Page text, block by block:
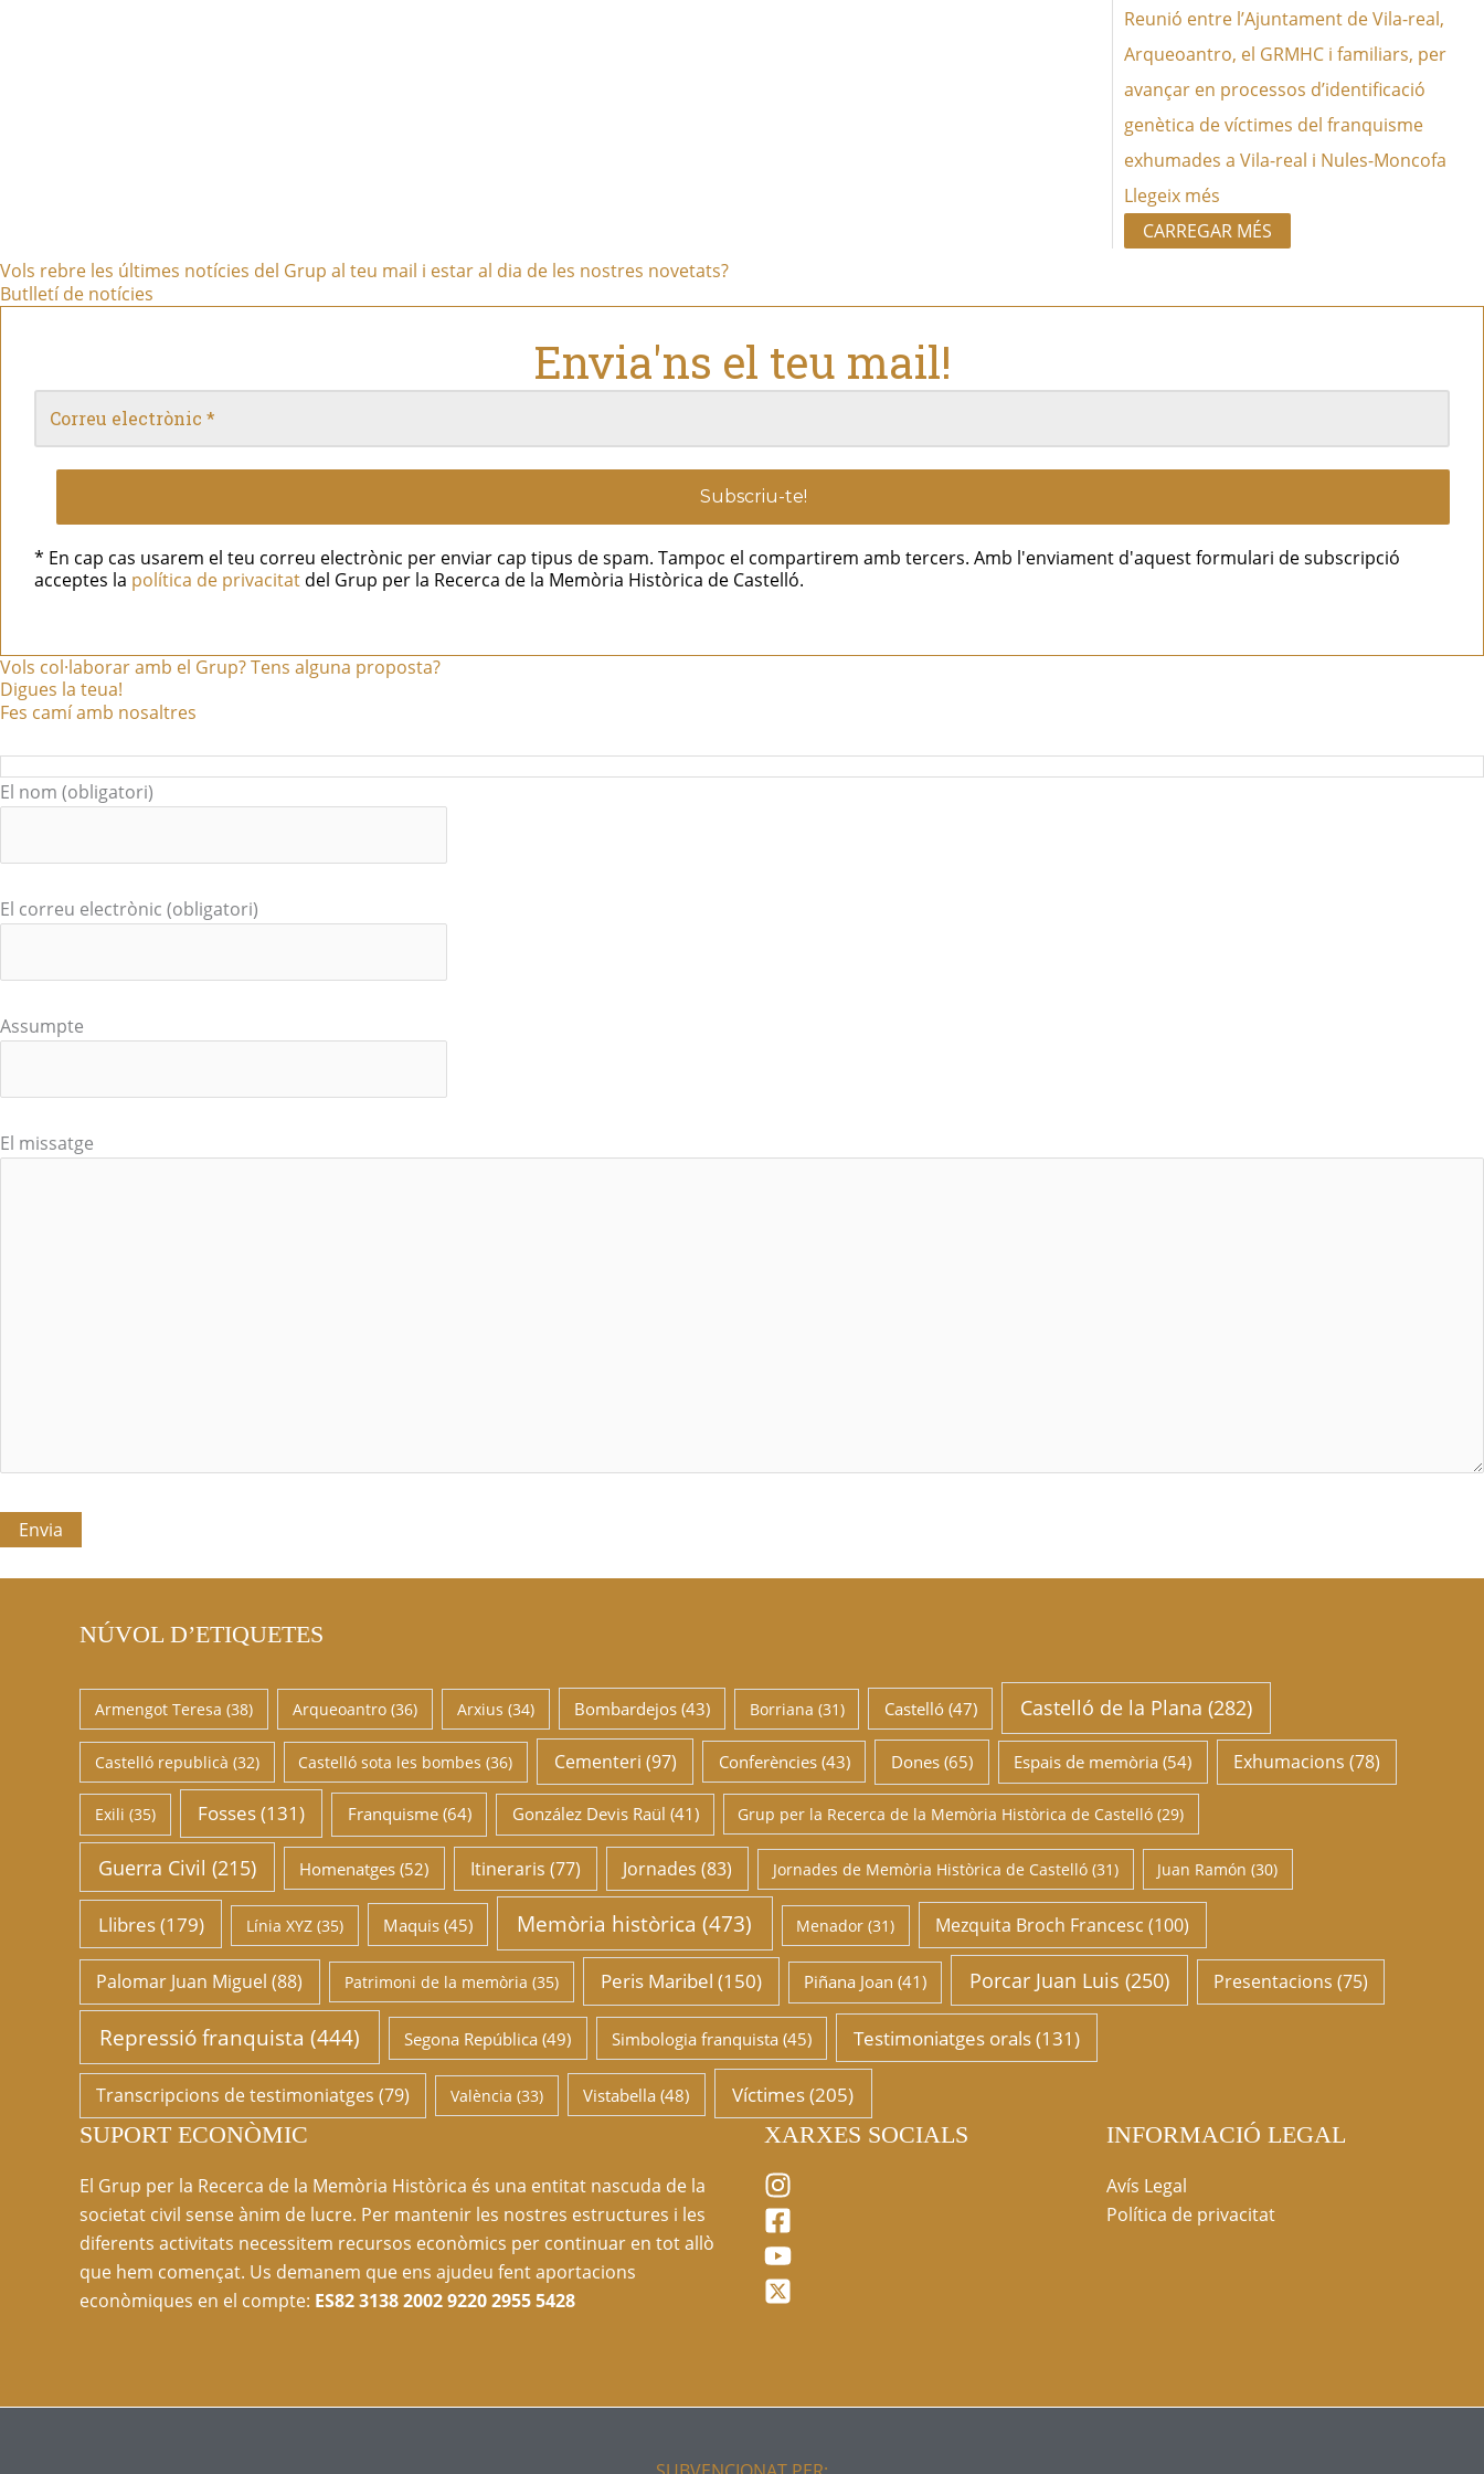
Reunió entre l’Ajuntament de Vila-real,
Arqueoantro, el GRMHC i familiars, per
avançar en processos d’identificació
genètica de víctimes del franquisme
exhumades a Vila-real i Nules-Moncofa
Llegeix més
CARREGAR MÉS
Vols rebre les últimes notícies del Grup al teu mail i estar al dia de les nostres novetats?
Butlletí de notícies
Envia'ns el teu mail!
* En cap cas usarem el teu correu electrònic per enviar cap tipus de spam. Tampoc el compartirem amb tercers. Amb l'enviament d'aquest formulari de subscripció
acceptes la política de privacitat del Grup per la Recerca de la Memòria Històrica de Castelló.
Vols col·laborar amb el Grup? Tens alguna proposta?
Digues la teua!
Fes camí amb nosaltres
El nom (obligatori)
El correu electrònic (obligatori)
Assumpte
El missatge
NÚVOL D’ETIQUETES
Armengot Teresa (38) Arqueoantro(36) Arxius (34) Bombardejos(43) Borriana (31) Castelló(47) Castelló de la Plana (282)
Castelló republicà (32) Castelló sota les bombes (36) Cementeri (97) Conferències(43) Dones(65) Espais de memòria (54) Exhumacions (78)
Exili (35) Fosses(131) Franquisme(64) González Devis Raül (41) Grup per la Recerca de la Memòria Històrica de Castelló (29)
Guerra Civil (215) Homenatges (52) Itineraris (77) Jornades (83) Jornades de Memòria Històrica de Castelló (31) Juan Ramón (30)
Llibres(179) Línia XYZ(35) Maquis (45) Memòria històrica (473) Menador (31) Mezquita Broch Francesc (100)
Palomar Juan Miguel (88) Patrimoni de la memòria (35) Peris Maribel (150) Piñana Joan (41) Porcar Juan Luis (250) Presentacions (75)
Repressió franquista (444) Segona República (49) Simbologia franquista (45) Testimoniatges orals(131)
Transcripcions de testimoniatges (79) València (33) Vistabella (48) Víctimes(205)
SUPORT ECONÒMIC
El Grup per la Recerca de la Memòria Històrica és una entitat nascuda de la
societat civil sense ànim de lucre. Per mantenir les nostres estructures i les
diferents activitats necessitem recursos econòmics per continuar en tot allò
que hem començat. Us demanem que ens ajudeu fent aportacions
econòmiques en el compte: ES82 3138 2002 9220 2955 5428
XARXES SOCIALS INFORMACIÓ LEGAL
Avís Legal
Política de privacitat